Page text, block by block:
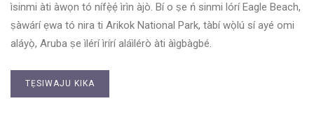
ìsinmi àti àwọn tó nífẹ̀ẹ́ ìrìn àjò. Bí o ṣe ń sinmi lórí Eagle Beach,
ṣàwárí ẹwa tó nira ti Arikok National Park, tàbí wọ̀lú sí ayé omi
aláyọ̀, Aruba ṣe ìlérí ìrírí aláìlérò àti àìgbàgbé.
TẸSIWAJU KIKA